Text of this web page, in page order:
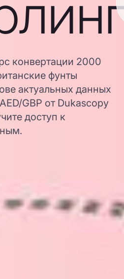
конвертации 2000
фунты
актуальных данных
GBP от Dukascopy
доступ к